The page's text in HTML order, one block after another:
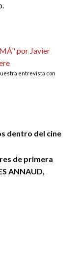
entrevista con
dentro del cine
de primera
ANNAUD,